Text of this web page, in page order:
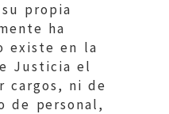
propia
ha
existe en la
Justicia el
cargos, ni de
de personal,